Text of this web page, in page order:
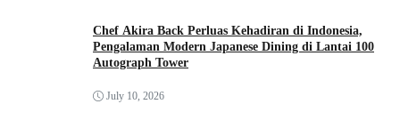
Chef Akira Back Perluas Kehadiran di Indonesia,
Pengalaman Modern Japanese Dining di Lantai 100
Autograph Tower
July 10, 2026